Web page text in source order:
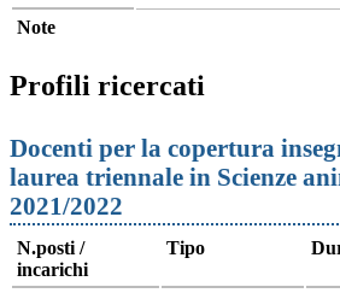
Note
Profili ricercati
Docenti per la copertura
laurea triennale in Scienze
2021/2022
N.posti /
incarichi
Tipo